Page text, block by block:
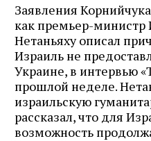
Заявления
как премьер-
Нетаньяху описал
Израиль не
Украине, в интервью
прошлой неделе.
израильскую
рассказал, что для
возможность